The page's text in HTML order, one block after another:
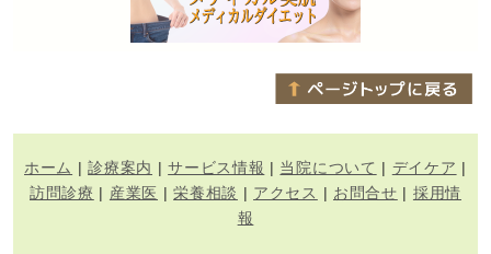
ホーム |診療案内 |サービス情報 | 当院について | デイケア |
訪問診療 | 産業医 |栄養相談 | アクセス | お問合せ | 採用情
報